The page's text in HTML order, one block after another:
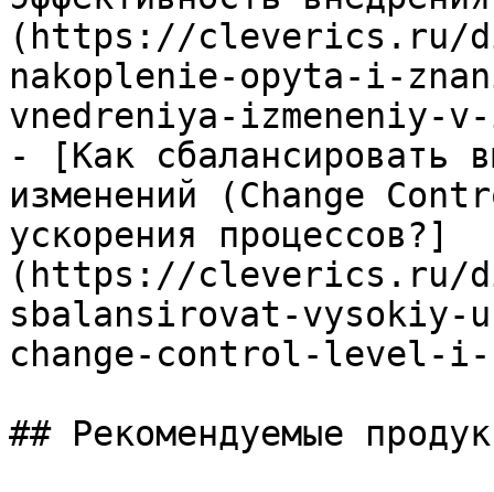
(https://cleverics.ru/
nakoplenie-opyta-i-
vnedreniya-izmeneniy-
- [Как сбалансировать
изменений (Change
ускорения процессов?]
(https://cleverics.ru/
sbalansirovat-vysokiy-
change-control-level-i-
## Рекомендуемые